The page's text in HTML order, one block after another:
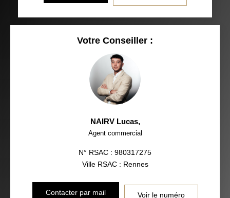
Votre Conseiller :
NAIRV Lucas,
Agent commercial
N° RSAC : 980317275
Ville RSAC : Rennes
Contacter par mail Voir le numéro